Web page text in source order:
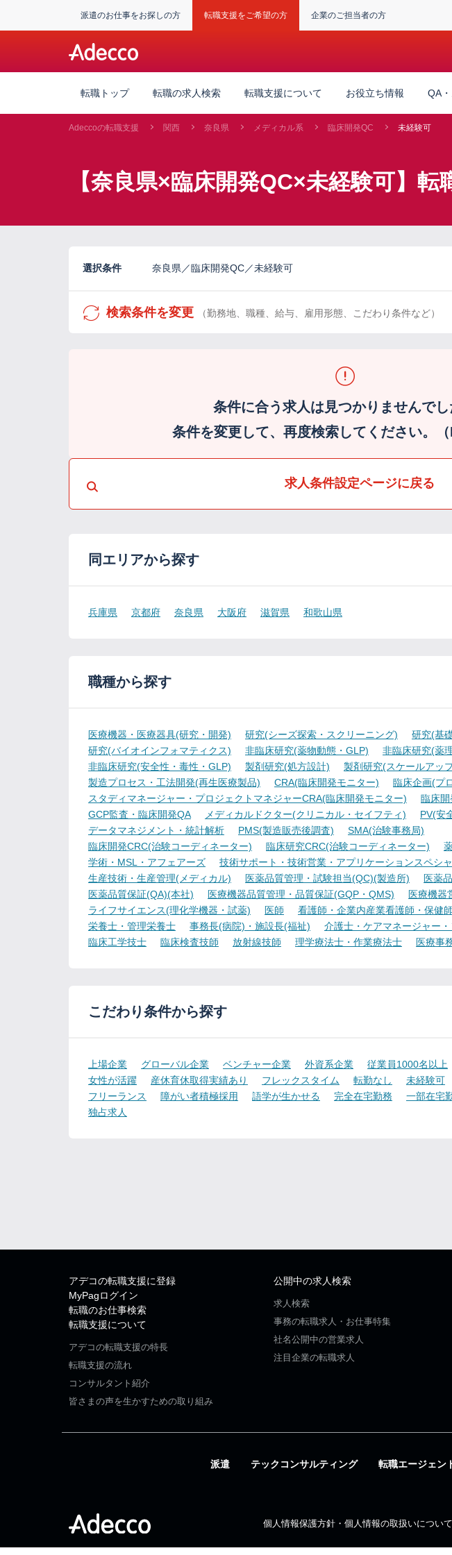
派遣のお仕事をお探しの方 転職支援をご希望の方 企業のご担当者の方
転職トップ 転職の求人検索 転職支援について お役立ち情報 QA
Adeccoの転職支援 関西 奈良県 メディカル系 臨床開発QC 未経験可
【奈良県×臨床開発QC×未経験可】転
選択条件 奈良県／臨床開発QC／未経験可
検索条件を変更 （勤務地、職種、給与、雇用形態、こだわり条件など）
条件に合う求人は見つかりませんでし
条件を変更して、再度検索してください。（
求人条件設定ページに戻る
同エリアから探す
兵庫県 京都府 奈良県 大阪府 滋賀県 和歌山県
職種から探す
医療機器・医療器具(研究・開発) 研究(シーズ探索・スクリーニング) 研究(基
研究(バイオインフォマティクス)
非臨床研究(薬物動態・GLP)
非臨床研究(薬
非臨床研究(安全性・毒性・GLP)
製剤研究(処方設計)
製剤研究(スケールアッ
製造プロセス・工法開発(再生医療製品)
CRA(臨床開発モニター)
臨床企画(プ
スタディマネージャー・プロジェクトマネジャーCRA(臨床開発モニター)
臨床
GCP監査・臨床開発QA
メディカルドクター(クリニカル・セイフティ)
PV(安
データマネジメント・統計解析
PMS(製造販売後調査)
SMA(治験事務局)
臨床開発CRC(治験コーディネーター)
臨床研究CRC(治験コーディネーター)
学術・MSL・アフェアーズ
技術サポート・技術営業・アプリケーションスペシ
生産技術・生産管理(メディカル)
医薬品質管理・試験担当(QC)(製造所)
医薬
医薬品質保証(QA)(本社)
医療機器品質管理・品質保証(GQP・QMS) 医療機器
ライフサイエンス(理化学機器・試薬)
医師 看護師・企業内産業看護師・保健師
栄養士・管理栄養士
事務長(病院)・施設長(福祉)
介護士・ケアマネージャー
臨床工学技士
臨床検査技師 放射線技師 理学療法士・作業療法士 医療事
こだわり条件から探す
上場企業 グローバル企業 ベンチャー企業 外資系企業 従業員1000名以上
女性が活躍
産休育休取得実績あり フレックスタイム 転勤なし 未経験可
フリーランス
障がい者積極採用 語学が生かせる 完全在宅勤務 一部在宅
独占求人
アデコの転職支援に登録
MyPagログイン
転職のお仕事検索
転職支援について
アデコの転職支援の特長
転職支援の流れ
コンサルタント紹介
皆さまの声を生かすための取り組み
公開中の求人検索
求人検索
事務の転職求人・お仕事特集
社名公開中の営業求人
注目企業の転職求人
派遣 テックコンサルティング 転職エージェン
個人情報保護方針・個人情報の取扱いについて